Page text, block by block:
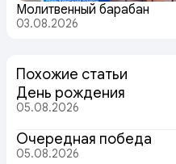
Молитвенный барабан
03.08.2026
Похожие статьи
День рождения
05.08.2026
Очередная победа
05.08.2026